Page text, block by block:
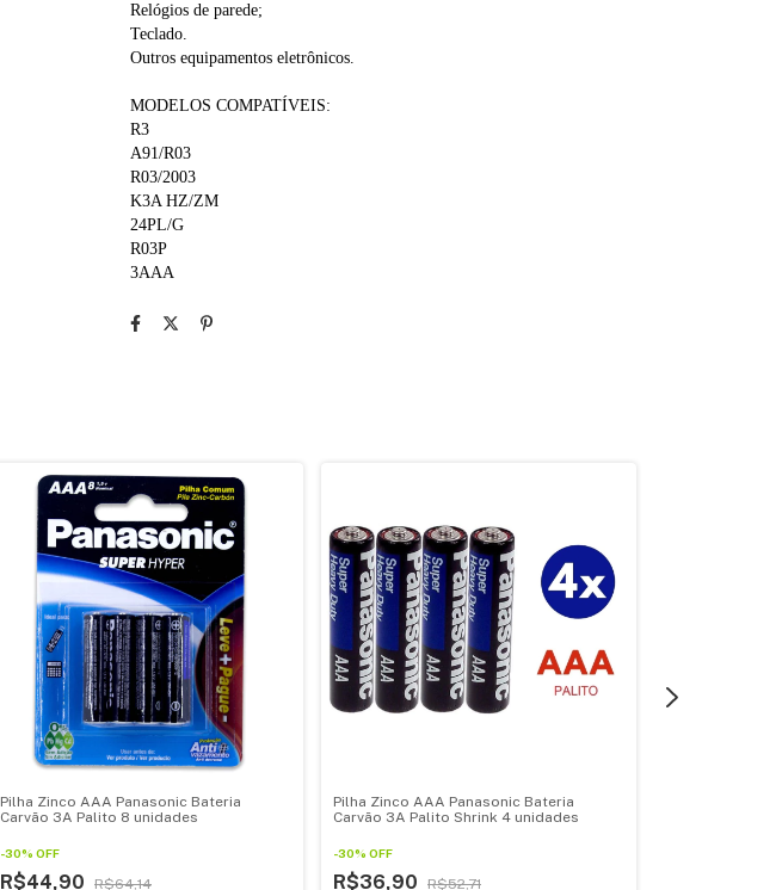
Relógios de parede;
Teclado.
Outros equipamentos eletrônicos.
MODELOS COMPATÍVEIS:
R3
A91/R03
R03/2003
K3A HZ/ZM
24PL/G
R03P
3AAA
Pilha Zinco AAA Panasonic Bateria
Carvão 3A Palito 8 unidades
-30% OFF
R$44,90 R$64,14
Pilha Zinco AAA Panasonic Bateria
Carvão 3A Palito Shrink 4 unidades
-30% OFF
R$36,90 R$52,71